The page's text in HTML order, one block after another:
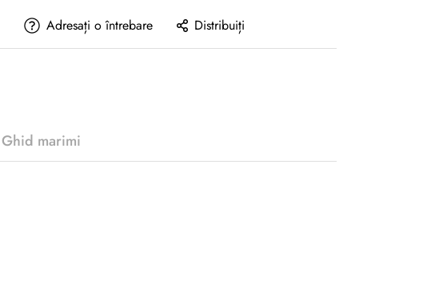
Adresați o întrebare Distribuiți
Ghid marimi